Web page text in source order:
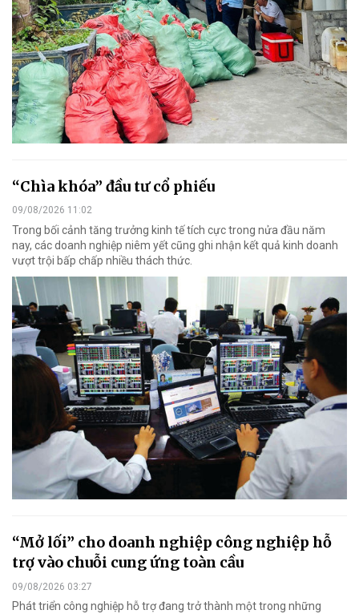
“Chìa khóa” đầu tư cổ phiếu
09/08/2026 11:02
Trong bối cảnh tăng trưởng kinh tế tích cực trong nửa đầu năm
nay, các doanh nghiệp niêm yết cũng ghi nhận kết quả kinh doanh
vượt trội bấp chấp nhiều thách thức.
“Mở lối” cho doanh nghiệp công nghiệp hỗ
trợ vào chuỗi cung ứng toàn cầu
09/08/2026 03:27
Phát triển công nghiệp hỗ trợ đang trở thành một trong những